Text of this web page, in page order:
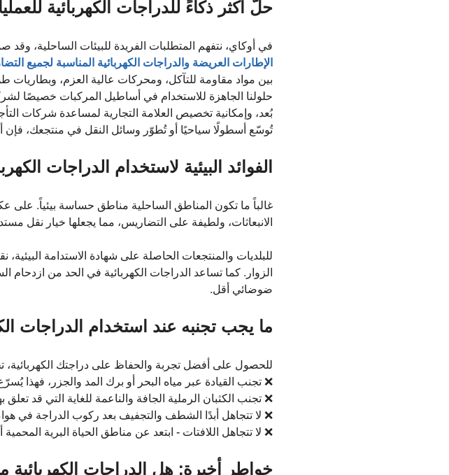
حلٌّ أكثر ذكاءً للدراجات الكهربائية
في أوكاي، نتفهم المتطلبات الفريدة للبيئات الساحلية، وقد
الإطارات العريضة والدراجات الكهربائية المناسبة لجميع
بين مواد مقاومة للتآكل، ومحركات عالية العزم،
بُعد، وإمكانية تخصيص العلامة التجارية لمساعدة شركات
تُوسّع أسطولًا سياحيًا أو تُطوّر وسائل النقل في منتجعك، فإن
الفوائد البيئية لاستخدام الدراجات
غالباً ما تكون المناطق الساحلية مناطق حساسة بيئياً. على عكس
الانبعاثات، ولطيفة على التضاريس، مما يجعلها خيار نقل
للبلديات والمنتجعات الحاصلة على شهادة الاستدامة
الزوار. كما تساعد الدراجات الكهربائية في الحد من
ضوضائي أقل.
ما يجب تجنبه عند استخدام الدراجات
للحصول على أفضل تجربة والحفاظ على دراجتك الكهربائية،
❌ تجنب القيادة عبر مياه البحر أو برك المد والجزر، فهذا
❌ تجنب الكثبان الرملية الجافة والناعمة للغاية التي قد تعلق
❌ لا تتجاهل أبدًا الشطف والتجفيف بعد ركوب الدراجة في
❌ لا تتجاهل اللافتات - ابتعد عن مناطق الحياة البرية المحمية
خواطر أخيرة: هل الدراجات الكهربائية